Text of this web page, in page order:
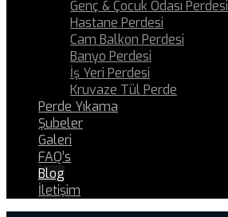
Genç & Çocuk Odası Perdesi
Hastane Perdesi
Cam Balkon Perdesi
Banyo Perdesi
İş Yeri Perdesi
Kruvaze Tül Perde
Perde Yıkama
Şubeler
Galeri
FAQ’s
Blog
İletişim